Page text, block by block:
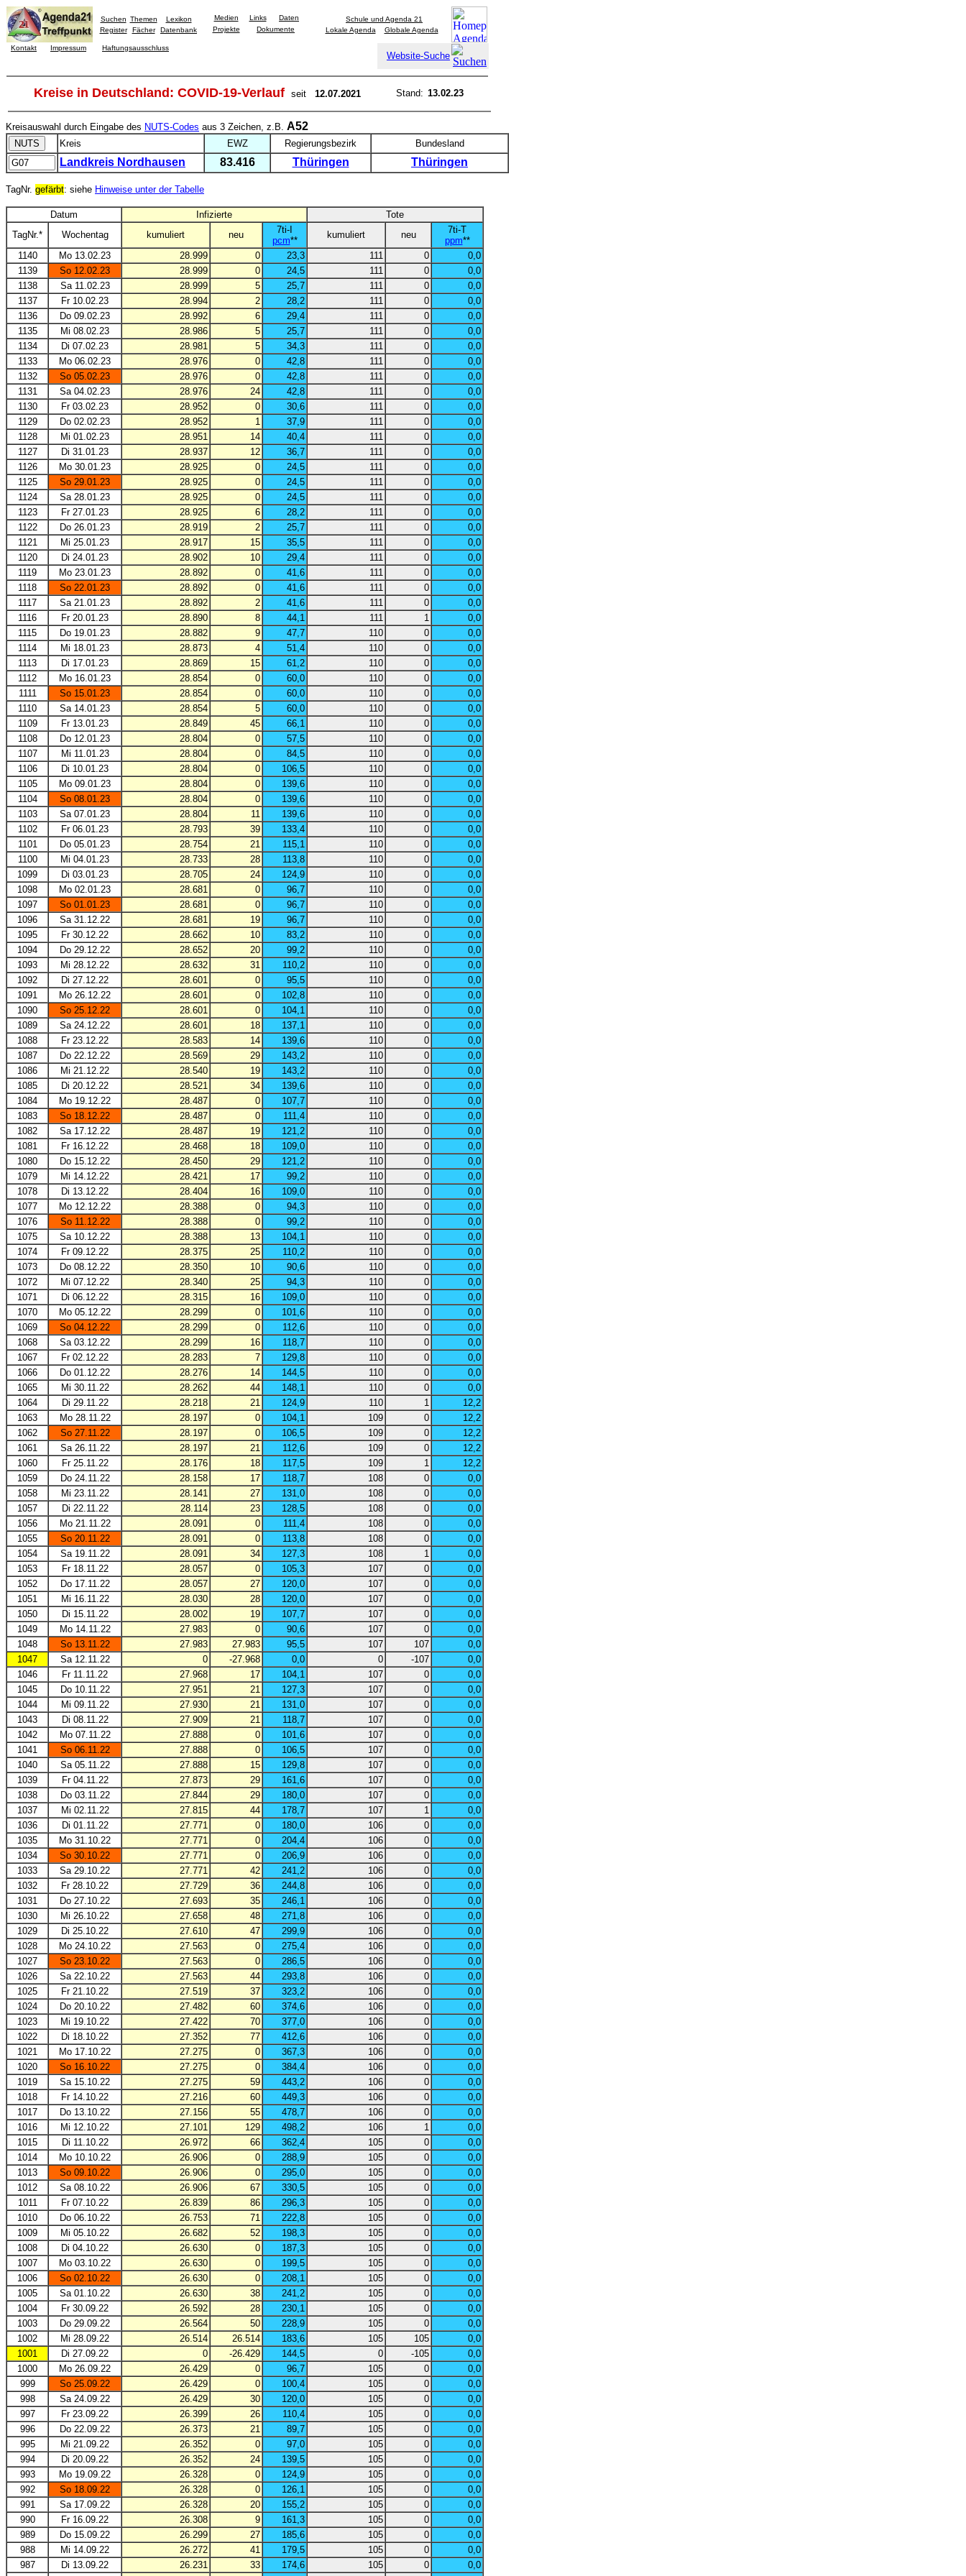
Suchen Themen
Lexikon
Register
Fächer Datenbank
Medien Links
Daten
Projekte
Dokumente
Schule und Agenda 21
Lokale Agenda
Globale Agenda
Kontakt Impressum Haftungsausschluss
Website-Suche
Kreise in Deutschland: COVID-19-Verlauf seit 12.07.2021 Stand: 13.02.23
Kreisauswahl durch Eingabe des NUTS-Codes aus 3 Zeichen, z.B. A52
Kreis EWZ Regierungsbezirk Bundesland
Landkreis Nordhausen 83.416 Thüringen Thüringen
TagNr. gefärbt: siehe Hinweise unter der Tabelle
Datum Infizierte
Tote
TagNr.*
Wochentag kumuliert neu
7ti-I
pcm**
kumuliert neu
7ti-T
ppm**
1140
Mo 13.02.23 28.999 0 23,3 111 0
0,0
1139
So 12.02.23 28.999 0 24,5 111 0
0,0
1138
Sa 11.02.23 28.999 5 25,7 111 0
0,0
1137
Fr 10.02.23 28.994 2 28,2 111 0
0,0
1136
Do 09.02.23 28.992 6 29,4 111 0
0,0
1135
Mi 08.02.23 28.986 5 25,7 111 0
0,0
1134
Di 07.02.23 28.981 5 34,3 111 0
0,0
1133
Mo 06.02.23 28.976 0 42,8 111 0
0,0
1132
So 05.02.23 28.976 0 42,8 111 0
0,0
1131
Sa 04.02.23 28.976 24 42,8 111 0
0,0
1130
Fr 03.02.23 28.952 0 30,6 111 0
0,0
1129
Do 02.02.23 28.952 1 37,9 111 0
0,0
1128
Mi 01.02.23 28.951 14 40,4 111 0
0,0
1127
Di 31.01.23 28.937 12 36,7 111 0
0,0
1126
Mo 30.01.23 28.925 0 24,5 111 0
0,0
1125
So 29.01.23 28.925 0 24,5 111 0
0,0
1124
Sa 28.01.23 28.925 0 24,5 111 0
0,0
1123
Fr 27.01.23 28.925 6 28,2 111 0
0,0
1122
Do 26.01.23 28.919 2 25,7 111 0
0,0
1121
Mi 25.01.23 28.917 15 35,5 111 0
0,0
1120
Di 24.01.23 28.902 10 29,4 111 0
0,0
1119
Mo 23.01.23 28.892 0 41,6 111 0
0,0
1118
So 22.01.23 28.892 0 41,6 111 0
0,0
1117
Sa 21.01.23 28.892 2 41,6 111 0
0,0
1116
Fr 20.01.23 28.890 8 44,1 111 1
0,0
1115
Do 19.01.23 28.882 9 47,7 110 0
0,0
1114
Mi 18.01.23 28.873 4 51,4 110 0
0,0
1113
Di 17.01.23 28.869 15 61,2 110 0
0,0
1112
Mo 16.01.23 28.854 0 60,0 110 0
0,0
1111
So 15.01.23 28.854 0 60,0 110 0
0,0
1110
Sa 14.01.23 28.854 5 60,0 110 0
0,0
1109
Fr 13.01.23 28.849 45 66,1 110 0
0,0
1108
Do 12.01.23 28.804 0 57,5 110 0
0,0
1107
Mi 11.01.23 28.804 0 84,5 110 0
0,0
1106
Di 10.01.23 28.804 0 106,5 110 0
0,0
1105
Mo 09.01.23 28.804 0 139,6 110 0
0,0
1104
So 08.01.23 28.804 0 139,6 110 0
0,0
1103
Sa 07.01.23 28.804 11 139,6 110 0
0,0
1102
Fr 06.01.23 28.793 39 133,4 110 0
0,0
1101
Do 05.01.23 28.754 21 115,1 110 0
0,0
1100
Mi 04.01.23 28.733 28 113,8 110 0
0,0
1099
Di 03.01.23 28.705 24 124,9 110 0
0,0
1098
Mo 02.01.23 28.681 0 96,7 110 0
0,0
1097
So 01.01.23 28.681 0 96,7 110 0
0,0
1096
Sa 31.12.22 28.681 19 96,7 110 0
0,0
1095
Fr 30.12.22 28.662 10 83,2 110 0
0,0
1094
Do 29.12.22 28.652 20 99,2 110 0
0,0
1093
Mi 28.12.22 28.632 31 110,2 110 0
0,0
1092
Di 27.12.22 28.601 0 95,5 110 0
0,0
1091
Mo 26.12.22 28.601 0 102,8 110 0
0,0
1090
So 25.12.22 28.601 0 104,1 110 0
0,0
1089
Sa 24.12.22 28.601 18 137,1 110 0
0,0
1088
Fr 23.12.22 28.583 14 139,6 110 0
0,0
1087
Do 22.12.22 28.569 29 143,2 110 0
0,0
1086
Mi 21.12.22 28.540 19 143,2 110 0
0,0
1085
Di 20.12.22 28.521 34 139,6 110 0
0,0
1084
Mo 19.12.22 28.487 0 107,7 110 0
0,0
1083
So 18.12.22 28.487 0 111,4 110 0
0,0
1082
Sa 17.12.22 28.487 19 121,2 110 0
0,0
1081
Fr 16.12.22 28.468 18 109,0 110 0
0,0
1080
Do 15.12.22 28.450 29 121,2 110 0
0,0
1079
Mi 14.12.22 28.421 17 99,2 110 0
0,0
1078
Di 13.12.22 28.404 16 109,0 110 0
0,0
1077
Mo 12.12.22 28.388 0 94,3 110 0
0,0
1076
So 11.12.22 28.388 0 99,2 110 0
0,0
1075
Sa 10.12.22 28.388 13 104,1 110 0
0,0
1074
Fr 09.12.22 28.375 25 110,2 110 0
0,0
1073
Do 08.12.22 28.350 10 90,6 110 0
0,0
1072
Mi 07.12.22 28.340 25 94,3 110 0
0,0
1071
Di 06.12.22 28.315 16 109,0 110 0
0,0
1070
Mo 05.12.22 28.299 0 101,6 110 0
0,0
1069
So 04.12.22 28.299 0 112,6 110 0
0,0
1068
Sa 03.12.22 28.299 16 118,7 110 0
0,0
1067
Fr 02.12.22 28.283 7 129,8 110 0
0,0
1066
Do 01.12.22 28.276 14 144,5 110 0
0,0
1065
Mi 30.11.22 28.262 44 148,1 110 0
0,0
1064
Di 29.11.22 28.218 21 124,9 110 1
12,2
1063
Mo 28.11.22 28.197 0 104,1 109 0
12,2
1062
So 27.11.22 28.197 0 106,5 109 0
12,2
1061
Sa 26.11.22 28.197 21 112,6 109 0
12,2
1060
Fr 25.11.22 28.176 18 117,5 109 1
12,2
1059
Do 24.11.22 28.158 17 118,7 108 0
0,0
1058
Mi 23.11.22 28.141 27 131,0 108 0
0,0
1057
Di 22.11.22 28.114 23 128,5 108 0
0,0
1056
Mo 21.11.22 28.091 0 111,4 108 0
0,0
1055
So 20.11.22 28.091 0 113,8 108 0
0,0
1054
Sa 19.11.22 28.091 34 127,3 108 1
0,0
1053
Fr 18.11.22 28.057 0 105,3 107 0
0,0
1052
Do 17.11.22 28.057 27 120,0 107 0
0,0
1051
Mi 16.11.22 28.030 28 120,0 107 0
0,0
1050
Di 15.11.22 28.002 19 107,7 107 0
0,0
1049
Mo 14.11.22 27.983 0 90,6 107 0
0,0
1048
So 13.11.22 27.983 27.983 95,5 107 107
0,0
1047
Sa 12.11.22 0 -27.968 0,0 0 -107
0,0
1046
Fr 11.11.22 27.968 17 104,1 107 0
0,0
1045
Do 10.11.22 27.951 21 127,3 107 0
0,0
1044
Mi 09.11.22 27.930 21 131,0 107 0
0,0
1043
Di 08.11.22 27.909 21 118,7 107 0
0,0
1042
Mo 07.11.22 27.888 0 101,6 107 0
0,0
1041
So 06.11.22 27.888 0 106,5 107 0
0,0
1040
Sa 05.11.22 27.888 15 129,8 107 0
0,0
1039
Fr 04.11.22 27.873 29 161,6 107 0
0,0
1038
Do 03.11.22 27.844 29 180,0 107 0
0,0
1037
Mi 02.11.22 27.815 44 178,7 107 1
0,0
1036
Di 01.11.22 27.771 0 180,0 106 0
0,0
1035
Mo 31.10.22 27.771 0 204,4 106 0
0,0
1034
So 30.10.22 27.771 0 206,9 106 0
0,0
1033
Sa 29.10.22 27.771 42 241,2 106 0
0,0
1032
Fr 28.10.22 27.729 36 244,8 106 0
0,0
1031
Do 27.10.22 27.693 35 246,1 106 0
0,0
1030
Mi 26.10.22 27.658 48 271,8 106 0
0,0
1029
Di 25.10.22 27.610 47 299,9 106 0
0,0
1028
Mo 24.10.22 27.563 0 275,4 106 0
0,0
1027
So 23.10.22 27.563 0 286,5 106 0
0,0
1026
Sa 22.10.22 27.563 44 293,8 106 0
0,0
1025
Fr 21.10.22 27.519 37 323,2 106 0
0,0
1024
Do 20.10.22 27.482 60 374,6 106 0
0,0
1023
Mi 19.10.22 27.422 70 377,0 106 0
0,0
1022
Di 18.10.22 27.352 77 412,6 106 0
0,0
1021
Mo 17.10.22 27.275 0 367,3 106 0
0,0
1020
So 16.10.22 27.275 0 384,4 106 0
0,0
1019
Sa 15.10.22 27.275 59 443,2 106 0
0,0
1018
Fr 14.10.22 27.216 60 449,3 106 0
0,0
1017
Do 13.10.22 27.156 55 478,7 106 0
0,0
1016
Mi 12.10.22 27.101 129 498,2 106 1
0,0
1015
Di 11.10.22 26.972 66 362,4 105 0
0,0
1014
Mo 10.10.22 26.906 0 288,9 105 0
0,0
1013
So 09.10.22 26.906 0 295,0 105 0
0,0
1012
Sa 08.10.22 26.906 67 330,5 105 0
0,0
1011
Fr 07.10.22 26.839 86 296,3 105 0
0,0
1010
Do 06.10.22 26.753 71 222,8 105 0
0,0
1009
Mi 05.10.22 26.682 52 198,3 105 0
0,0
1008
Di 04.10.22 26.630 0 187,3 105 0
0,0
1007
Mo 03.10.22 26.630 0 199,5 105 0
0,0
1006
So 02.10.22 26.630 0 208,1 105 0
0,0
1005
Sa 01.10.22 26.630 38 241,2 105 0
0,0
1004
Fr 30.09.22 26.592 28 230,1 105 0
0,0
1003
Do 29.09.22 26.564 50 228,9 105 0
0,0
1002
Mi 28.09.22 26.514 26.514 183,6 105 105
0,0
1001
Di 27.09.22 0 -26.429 144,5 0 -105
0,0
1000
Mo 26.09.22 26.429 0 96,7 105 0
0,0
999
So 25.09.22 26.429 0 100,4 105 0
0,0
998
Sa 24.09.22 26.429 30 120,0 105 0
0,0
997
Fr 23.09.22 26.399 26 110,4 105 0
0,0
996
Do 22.09.22 26.373 21 89,7 105 0
0,0
995
Mi 21.09.22 26.352 0 97,0 105 0
0,0
994
Di 20.09.22 26.352 24 139,5 105 0
0,0
993
Mo 19.09.22 26.328 0 124,9 105 0
0,0
992
So 18.09.22 26.328 0 126,1 105 0
0,0
991
Sa 17.09.22 26.328 20 155,2 105 0
0,0
990
Fr 16.09.22 26.308 9 161,3 105 0
0,0
989
Do 15.09.22 26.299 27 185,6 105 0
0,0
988
Mi 14.09.22 26.272 41 179,5 105 0
0,0
987
Di 13.09.22 26.231 33 174,6 105 0
0,0